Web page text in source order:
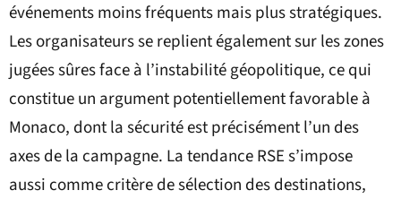
événements moins fréquents mais plus stratégiques.
Les organisateurs se replient également sur les zones
jugées sûres face à l’instabilité géopolitique, ce qui
constitue un argument potentiellement favorable à
Monaco, dont la sécurité est précisément l’un des
axes de la campagne. La tendance RSE s’impose
aussi comme critère de sélection des destinations,